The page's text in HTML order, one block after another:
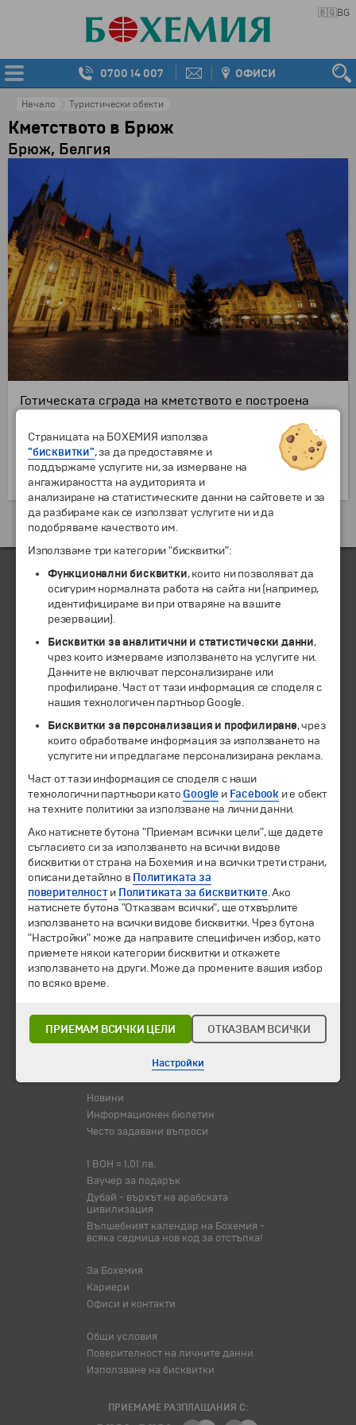
🇧🇬BG
0700 14 007 ОФИСИ
Начало Туристически обекти
Кметството в Брюж
Брюж, Белгия
Готическата сграда на кметството е построена
фасадата са поставени шест овални прозореца и
изградени 48 ниши за статуи. Статуите на
библейски персонажи и фламандски принцове са
били разрушени през 1712 г.
Екскурзии и почивки до Белгия »
ЧЛЕН НА
© 1994-2026 Бохемия ООД.Всички права запазени.
Направления
Календар
Всички програми от А до Я
Промоции
Горещи оферти
Потвърдени дати
Празници
Оферта на деня
Самолетни билети
Корпоративно обслужване
Новини
Информационен бюлетин
Често задавани въпроси
1 BOH = 1,01 лв.
Ваучер за подарък
Дубай - върхът на арабската
цивилизация
Вълшебният календар на Бохемия -
всяка седмица нов код за отстъпка!
За Бохемия
Кариери
Офиси и контакти
Общи условия
Поверителност на личните данни
Използване на бисквитки
ПРИЕМАМЕ РАЗПЛАЩАНИЯ С:
Страницата на БОХЕМИЯ използва
"бисквитки", за да предоставяме и
поддържаме услугите ни, за измерване на
ангажираността на аудиторията и
анализиране на статистическите данни на сайтовете и за
да разбираме как се използват услугите ни и да
подобряваме качеството им.
Използваме три категории "бисквитки":
Функционални бисквитки, които ни позволяват да
осигурим нормалната работа на сайта ни (например,
идентифицираме ви при отваряне на вашите
резервации).
Бисквитки за аналитични и статистически данни,
чрез които измерваме използването на услугите ни.
Данните не включват персонализиране или
профилиране. Част от тази информация се споделя с
нашия технологичен партньор Google.
Бисквитки за персонализация и профилиране, чрез
които обработваме информация за използването на
услугите ни и предлагаме персонализирана реклама.
Част от тази информация се споделя с наши
технологични партньори като Google и Facebook и е обект
на техните политики за използване на лични данни.
Ако натиснете бутона "Приемам всички цели", ще дадете
съгласието си за използването на всички видове
бисквитки от страна на Бохемия и на всички трети страни,
описани детайлно в Политиката за
поверителности Политиката за бисквитките. Ако
натиснете бутона "Отказвам всички", ще отхвърлите
използването на всички видове бисквитки. Чрез бутона
"Настройки" може да направите специфичен избор, като
приемете някои категории бисквитки и откажете
използването на други. Може да промените вашия избор
по всяко време.
ПРИЕМАМ ВСИЧКИ ЦЕЛИ ОТКАЗВАМ ВСИЧКИ
Настройки